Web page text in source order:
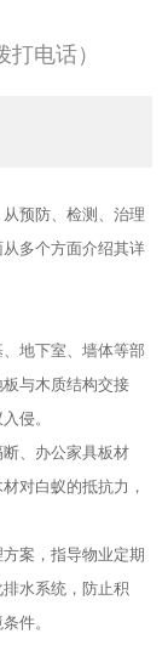
打电话）
预防、检测、治理
多个方面介绍其详
地下室、墙体等部
与木质结构交接
侵。
、办公家具板材
对白蚁的抵抗力，
案，指导物业定期
水系统，防止积
件。